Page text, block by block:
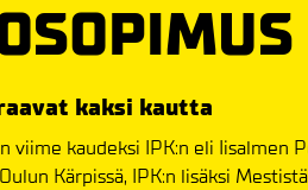
kaksi kautta
kaudeksi IPK:n eli Iisalmen
Kärpissä, IPK:n lisäksi